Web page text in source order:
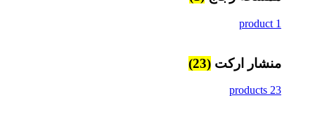
1 product
منشار اركت (23)
23 products